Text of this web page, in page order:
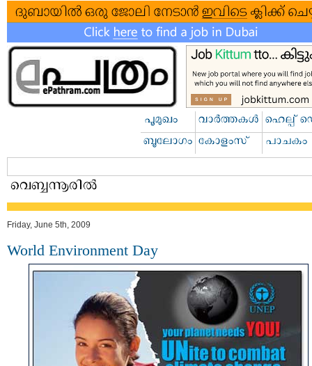
Friday, June 5th, 2009
World Environment Day